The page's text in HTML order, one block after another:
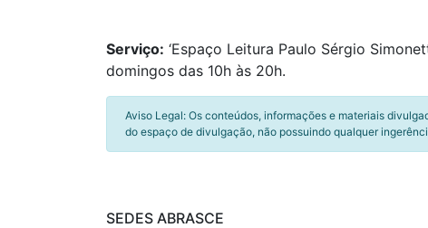
Serviço: ‘Espaço Leitura Paulo Sérgio
domingos das 10h às 20h.
Aviso Legal: Os conteúdos, informações e materiais
do espaço de divulgação, não possuindo qualquer
SEDES ABRASCE